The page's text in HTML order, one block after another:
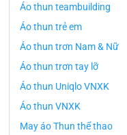
Áo thun teambuilding
Áo thun trẻ em
Áo thun trơn Nam & Nữ
Áo thun trơn tay lỡ
Áo thun Uniqlo VNXK
Áo thun VNXK
May áo Thun thể thao